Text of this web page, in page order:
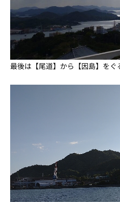
最後は【尾道】から【因島】をぐ